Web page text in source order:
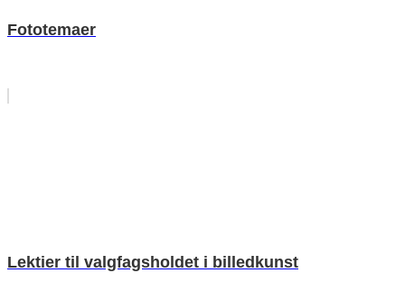
Fototemaer
Lektier til valgfagsholdet i billedkunst